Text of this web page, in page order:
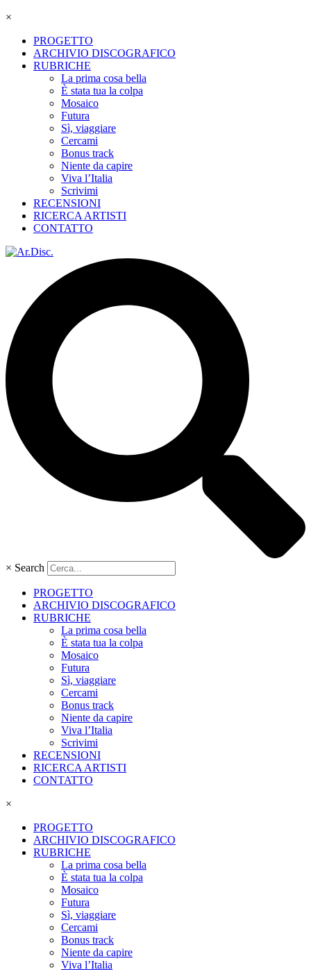
×
PROGETTO
ARCHIVIO DISCOGRAFICO
RUBRICHE
La prima cosa bella
È stata tua la colpa
Mosaico
Futura
Sì, viaggiare
Cercami
Bonus track
Niente da capire
Viva l’Italia
Scrivimi
RECENSIONI
RICERCA ARTISTI
CONTATTO
× Search
PROGETTO
ARCHIVIO DISCOGRAFICO
RUBRICHE
La prima cosa bella
È stata tua la colpa
Mosaico
Futura
Sì, viaggiare
Cercami
Bonus track
Niente da capire
Viva l’Italia
Scrivimi
RECENSIONI
RICERCA ARTISTI
CONTATTO
×
PROGETTO
ARCHIVIO DISCOGRAFICO
RUBRICHE
La prima cosa bella
È stata tua la colpa
Mosaico
Futura
Sì, viaggiare
Cercami
Bonus track
Niente da capire
Viva l’Italia